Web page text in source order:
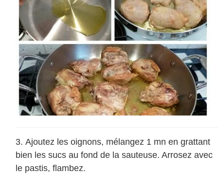
Ajoutez les oignons, mélangez 1 mn en grattant
bien les sucs au fond de la sauteuse. Arrosez avec
le pastis, flambez.